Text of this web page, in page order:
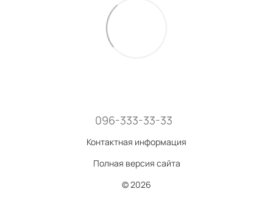
096-333-33-33
Контактная информация
Полная версия сайта
© 2026